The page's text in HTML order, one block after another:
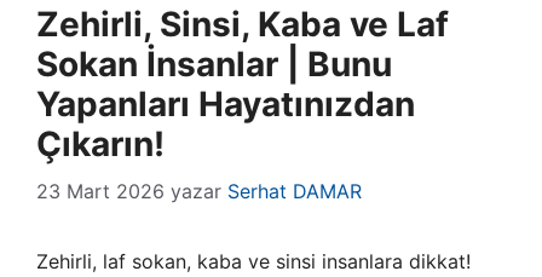
Zehirli, Sinsi, Kaba ve Laf
Sokan İnsanlar | Bunu
Yapanları Hayatınızdan
Çıkarın!
23 Mart 2026 yazar Serhat DAMAR
Zehirli, laf sokan, kaba ve sinsi insanlara dikkat!